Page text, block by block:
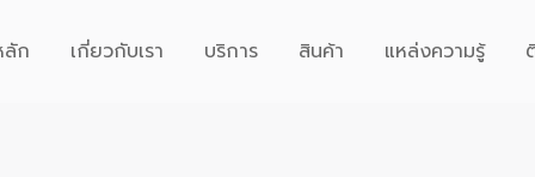
ลัก เกี่ยวกับเรา บริการ สินค้า แหล่งความรู้